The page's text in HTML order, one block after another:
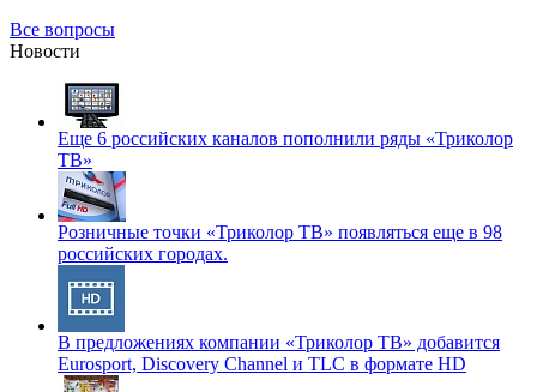
Все вопросы
Новости
Еще 6 российских каналов пополнили ряды «Триколор
ТВ»
Розничные точки «Триколор ТВ» появляться еще в 98
российских городах.
В предложениях компании «Триколор ТВ» добавится
Eurosport, Discovery Channel и TLC в формате HD